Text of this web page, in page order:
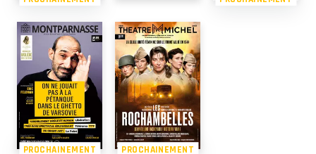
PROCHAINEMENT PROCHAINEMENT